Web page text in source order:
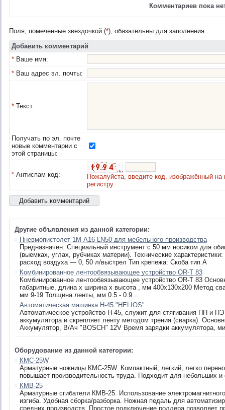
Комментариев пока
Поля, помеченные звездочкой (*), обязательны для заполнения.
Добавить комментарий
* Ваше имя:
* Ваш адрес эл. почты:
* Текст:
Получать по эл. почте
новые комментарии с
этой страницы:
* Антиспам код:
Пожалуйста, введите код, изображённый
регистру.
Другие объявления из данной категории:
Пневмопистолет 1M-A16 LN50 для мебельного производства
Предназначен: Специальный инструмент c 50 мм носиком для
(выемках, углах, рубчиках материи). Технические
расход воздуха — 0, 50 л/выстрел Тип крепежа: Скоба тип A
Комбинированное лентообвязывающее устройство OR-T 83
Комбинированное лентообвязывающее устройство OR-T 83
габаритные, длина х ширина х высота , мм 400х130х200 Метод
мм 9-19 Толщина ленты, мм 0.5 - 0.9...
Автоматическая машинка H-45 "HELIOS"
Автоматическое устройство Н-45, служит для стягивания ПП и
аккумулятора и скрепляет ленту методом трения (сварка).
Аккумулятор, В/Ач "BOSCH" 12V Время зарядки аккумулятора,
Оборудование из данной категории:
КМС-25W
Арматурные ножницы КМС-25W. Компактный, легкий, легко
повышает производительность труда. Подходит для небольших
КМB-25
Арматурные сгибатели КМB-25. Использование
изгиба. Удобная сборка/разборка. Ножная педаль для
средних производств. Простое подключение роллера позволяет